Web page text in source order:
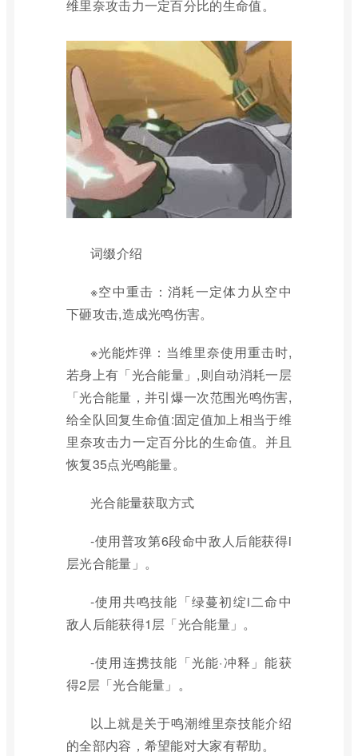
维里奈攻击力一定百分比的生命值。
词缀介绍
※空中重击：消耗一定体力从空中
下砸攻击,造成光鸣伤害。
※光能炸弹：当维里奈使用重击时,
若身上有「光合能量」,则自动消耗一层
「光合能量，并引爆一次范围光鸣伤害,
给全队回复生命值:固定值加上相当于维
里奈攻击力一定百分比的生命值。并且
恢复35点光鸣能量。
光合能量获取方式
-使用普攻第6段命中敌人后能获得i
层光合能量」。
-使用共鸣技能「绿蔓初绽i二命中
敌人后能获得1层「光合能量」。
-使用连携技能「光能·冲释」能获
得2层「光合能量」。
以上就是关于鸣潮维里奈技能介绍
的全部内容，希望能对大家有帮助。